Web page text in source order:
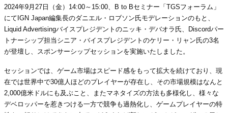
2024年9月27日（金）14:00～15:00、B to Bセミナー「TGSフォーラム」
にてIGN Japan編集長のダニエル・ロブソン氏モデレーションのもと、
Liquid Advertisingバイスプレジデントのニッキ・デバオラ氏、Discordパー
トナーシップ担当シニア・バイスプレジデントのケリー・リャン氏の3名
が登壇し、スポンサーシップセッションを実施いたしました。
セッションでは、ゲーム市場はスピード感をもって拡大を続けており、現
在では世界中で30億人ほどのプレイヤーが存在し、その市場規模はなんと
2,000億米ドルにも及ぶこと、またマネタイズの方法も多様化し、様々な
デベロッパーを惹きつける一方で競争も過熱化し、ゲームプレイヤーの特